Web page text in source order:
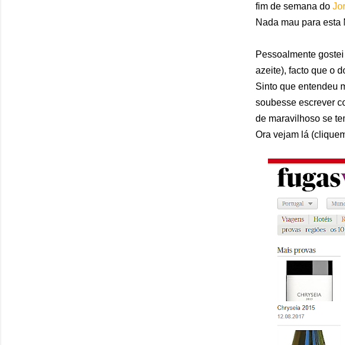
fim de semana do
Nada mau para esta
Pessoalmente
azeite), facto que o
Sinto que entendeu
soubesse escrever
de maravilhoso se
Ora vejam lá